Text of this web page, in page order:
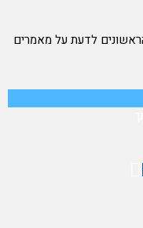
לדעת על מאמרים